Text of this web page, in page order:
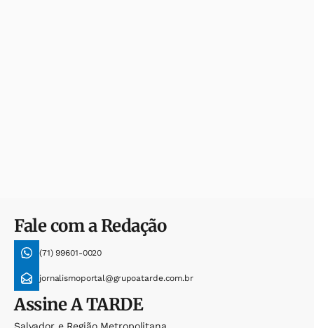
Fale com a Redação
(71) 99601-0020
jornalismoportal@grupoatarde.com.br
AssineA TARDE